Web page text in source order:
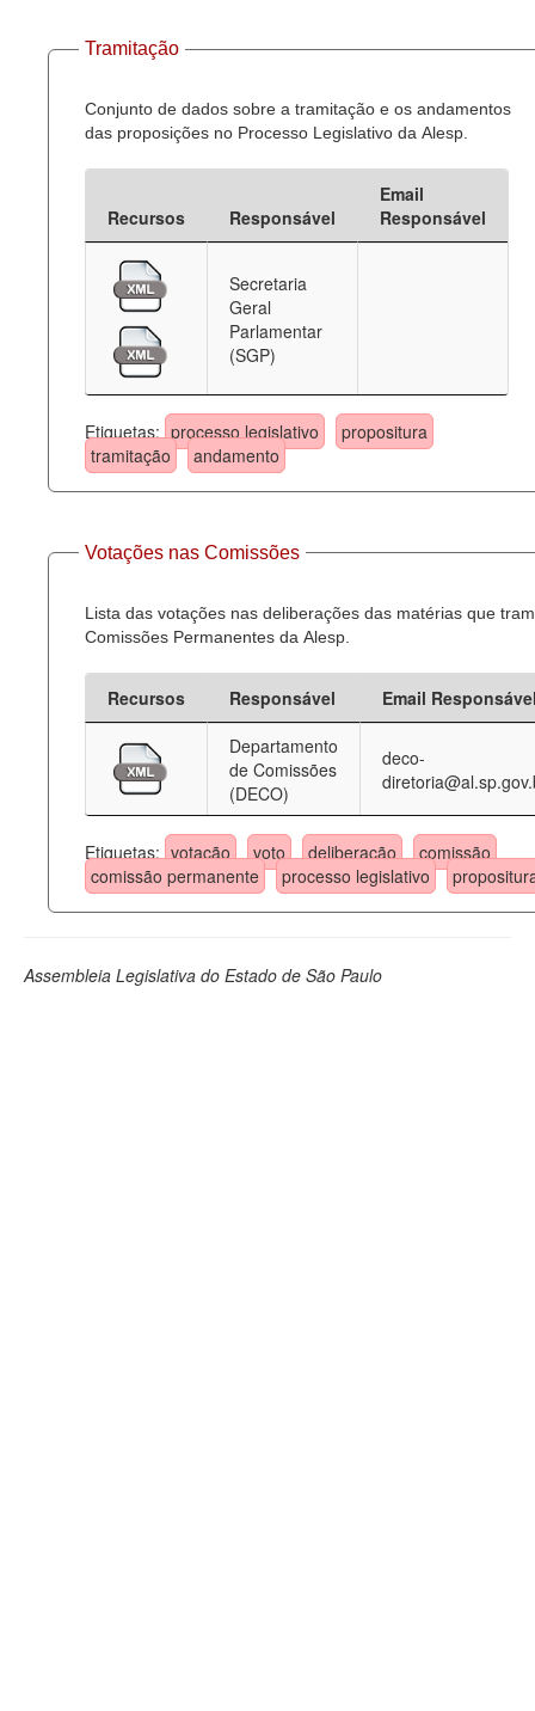
Tramitação
Conjunto de dados sobre a tramitação e os andamentos
das proposições no Processo Legislativo da Alesp.
Recursos Responsável
Email
Responsável
Secretaria
Geral
Parlamentar
(SGP)
Etiquetas: processo legislativo
propositura
tramitação
andamento
Votações nas Comissões
Lista das votações nas deliberações das matérias que
Comissões Permanentes da Alesp.
Recursos Responsável
Email
Departamento
de Comissões
(DECO)
deco-
Etiquetas: votação voto deliberação
comissão
comissão permanente
processo legislativo
Assembleia Legislativa do Estado de São Paulo